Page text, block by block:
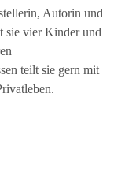
Autorin und
sie vier Kinder und
teilt sie gern mit